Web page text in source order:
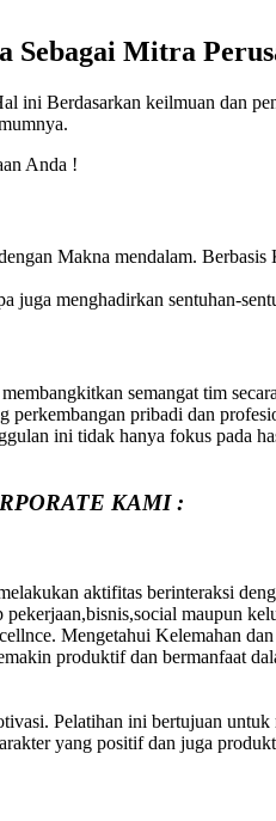
Sebagai Mitra
Berdasarkan keilmuan dan
Anda !
Makna mendalam.
menghadirkan sentuhan-
semangat tim
pribadi dan
ini tidak hanya fokus pada
KAMI :
aktifitas berinteraksi
maupun
Mengetahui Kelemahan
produktif dan bermanfaat
Pelatihan ini bertujuan
yang positif dan juga